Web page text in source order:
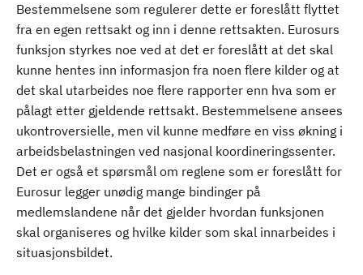
Bestemmelsene som regulerer dette er foreslått flyttet
fra en egen rettsakt og inn i denne rettsakten. Eurosurs
funksjon styrkes noe ved at det er foreslått at det skal
kunne hentes inn informasjon fra noen flere kilder og at
det skal utarbeides noe flere rapporter enn hva som er
pålagt etter gjeldende rettsakt. Bestemmelsene ansees
ukontroversielle, men vil kunne medføre en viss økning i
arbeidsbelastningen ved nasjonal koordineringssenter.
Det er også et spørsmål om reglene som er foreslått for
Eurosur legger unødig mange bindinger på
medlemslandene når det gjelder hvordan funksjonen
skal organiseres og hvilke kilder som skal innarbeides i
situasjonsbildet.